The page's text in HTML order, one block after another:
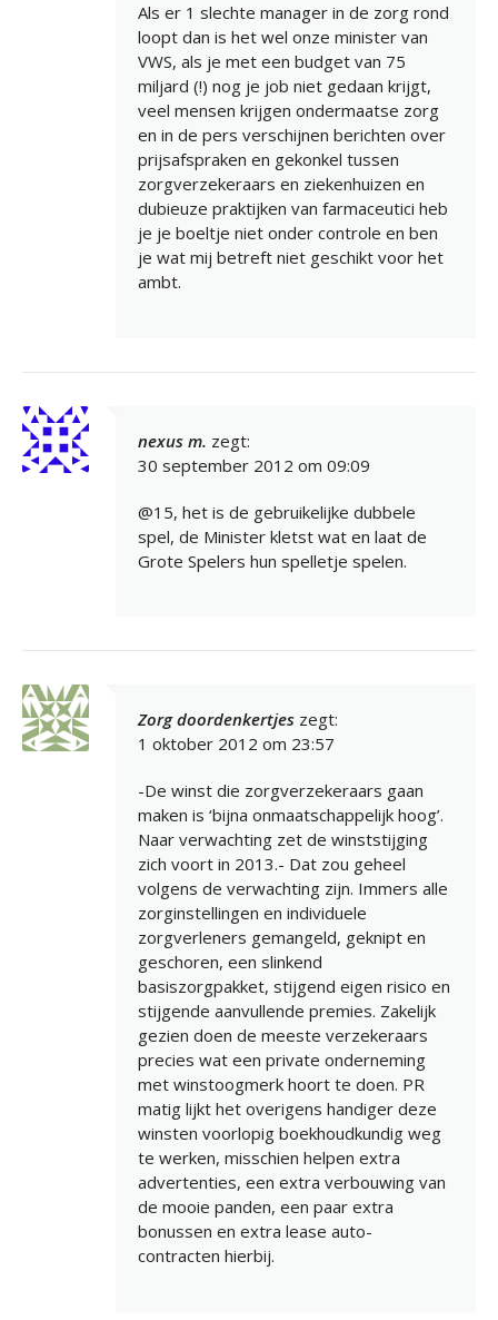
Als er 1 slechte manager in de zorg rond
loopt dan is het wel onze minister van
VWS, als je met een budget van 75
miljard (!) nog je job niet gedaan krijgt,
veel mensen krijgen ondermaatse zorg
en in de pers verschijnen berichten over
prijsafspraken en gekonkel tussen
zorgverzekeraars en ziekenhuizen en
dubieuze praktijken van farmaceutici heb
je je boeltje niet onder controle en ben
je wat mij betreft niet geschikt voor het
ambt.
nexus m. zegt:
30 september 2012 om 09:09
@15, het is de gebruikelijke dubbele
spel, de Minister kletst wat en laat de
Grote Spelers hun spelletje spelen.
Zorg doordenkertjes zegt:
1 oktober 2012 om 23:57
-De winst die zorgverzekeraars gaan
maken is ‘bijna onmaatschappelijk hoog’.
Naar verwachting zet de winststijging
zich voort in 2013.- Dat zou geheel
volgens de verwachting zijn. Immers alle
zorginstellingen en individuele
zorgverleners gemangeld, geknipt en
geschoren, een slinkend
basiszorgpakket, stijgend eigen risico en
stijgende aanvullende premies. Zakelijk
gezien doen de meeste verzekeraars
precies wat een private onderneming
met winstoogmerk hoort te doen. PR
matig lijkt het overigens handiger deze
winsten voorlopig boekhoudkundig weg
te werken, misschien helpen extra
advertenties, een extra verbouwing van
de mooie panden, een paar extra
bonussen en extra lease auto-
contracten hierbij.